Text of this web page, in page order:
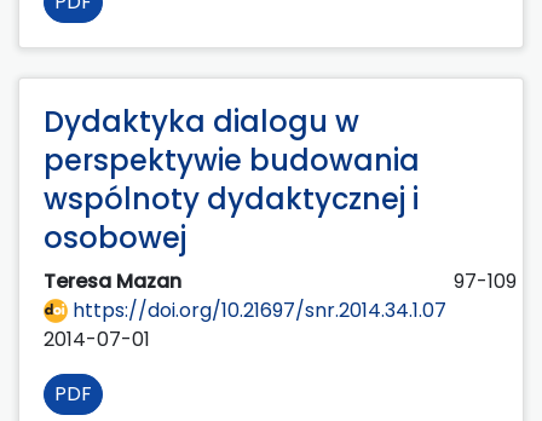
Dydaktyka dialogu w
perspektywie budowania
wspólnoty dydaktycznej i
osobowej
Teresa Mazan
97-109
https://doi.org/10.21697/snr.2014.34.1.07
2014-07-01
PDF